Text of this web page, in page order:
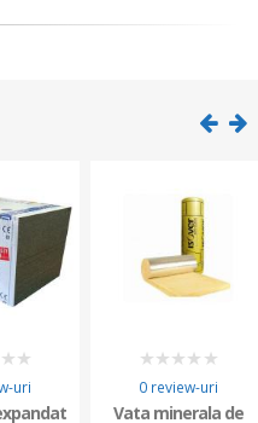
uri 0 review-uri
Vata minerala de